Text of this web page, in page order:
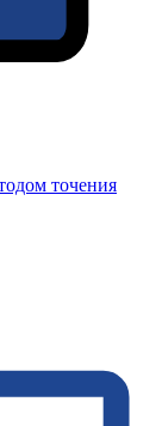
точения